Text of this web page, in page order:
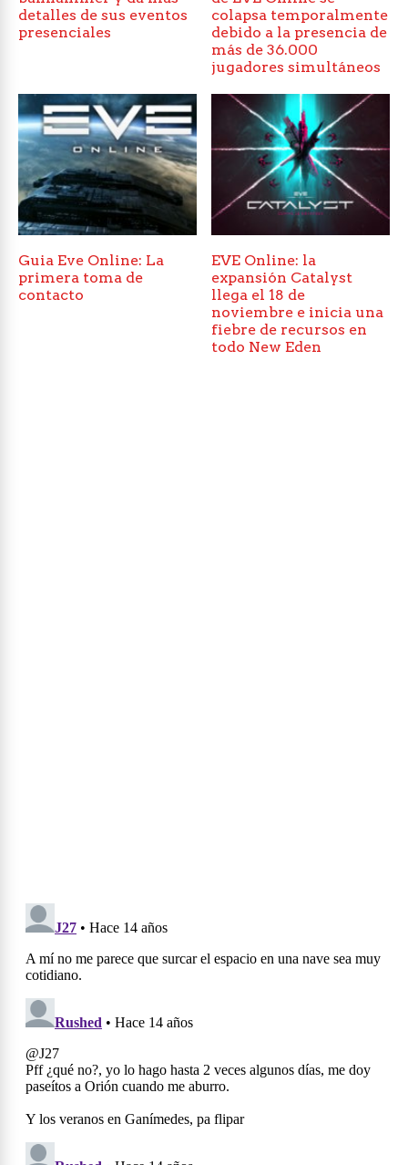
detalles de sus eventos
presenciales
colapsa temporalmente
debido a la presencia de
más de 36.000
jugadores simultáneos
Guia Eve Online: La
primera toma de
contacto
EVE Online: la
expansión Catalyst
llega el 18 de
noviembre e inicia una
fiebre de recursos en
todo New Eden